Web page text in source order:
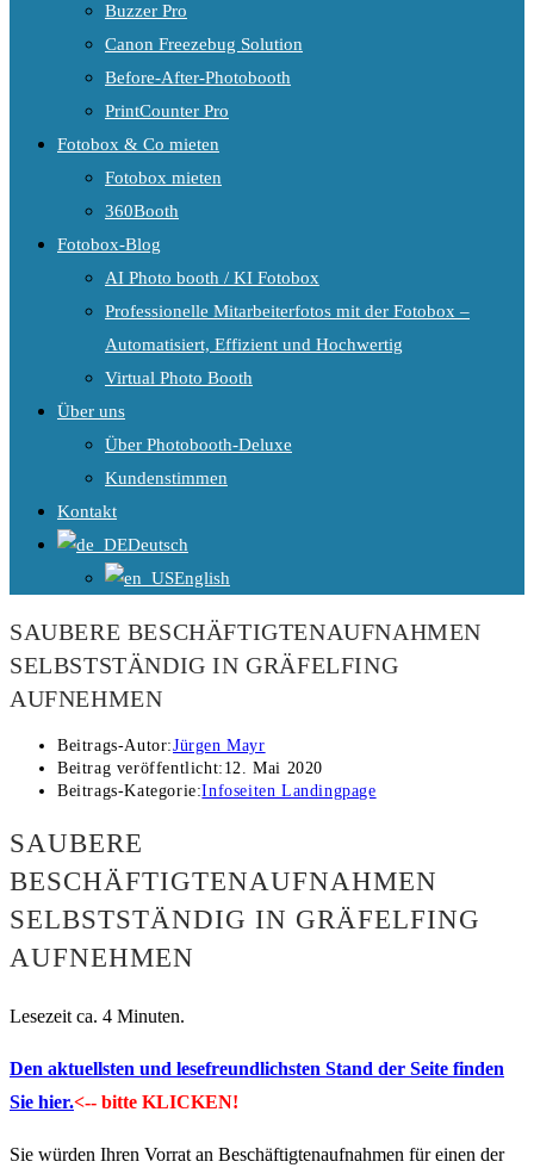
Buzzer Pro
Canon Freezebug Solution
Before-After-Photobooth
PrintCounter Pro
Fotobox & Co mieten
Fotobox mieten
360Booth
Fotobox-Blog
AI Photo booth / KI Fotobox
Professionelle Mitarbeiterfotos mit der Fotobox –
Automatisiert, Effizient und Hochwertig
Virtual Photo Booth
Über uns
Über Photobooth-Deluxe
Kundenstimmen
Kontakt
Deutsch
English
SAUBERE BESCHÄFTIGTENAUFNAHMEN
SELBSTSTÄNDIG IN GRÄFELFING
AUFNEHMEN
Beitrags-Autor:Jürgen Mayr
Beitrag veröffentlicht: 12. Mai 2020
Beitrags-Kategorie:Infoseiten Landingpage
SAUBERE
BESCHÄFTIGTENAUFNAHMEN
SELBSTSTÄNDIG IN GRÄFELFING
AUFNEHMEN
Lesezeit ca. 4 Minuten.
Den aktuellsten und lesefreundlichsten Stand der Seite finden
Sie hier.<-- bitte KLICKEN!
Sie würden Ihren Vorrat an Beschäftigtenaufnahmen für einen der